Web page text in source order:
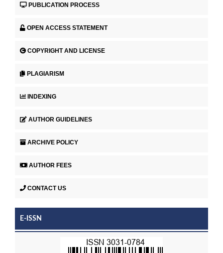
PUBLICATION PROCESS
OPEN ACCESS STATEMENT
COPYRIGHT AND LICENSE
PLAGIARISM
INDEXING
AUTHOR GUIDELINES
ARCHIVE POLICY
AUTHOR FEES
CONTACT US
E-ISSN